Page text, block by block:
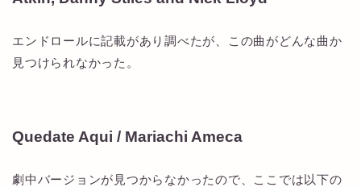
エンドロールに記載があり調べたが、この曲がどんな曲か
見つけられなかった。
Quedate Aqui / Mariachi Ameca
劇中バージョンが見つからなかったので、ここでは以下の